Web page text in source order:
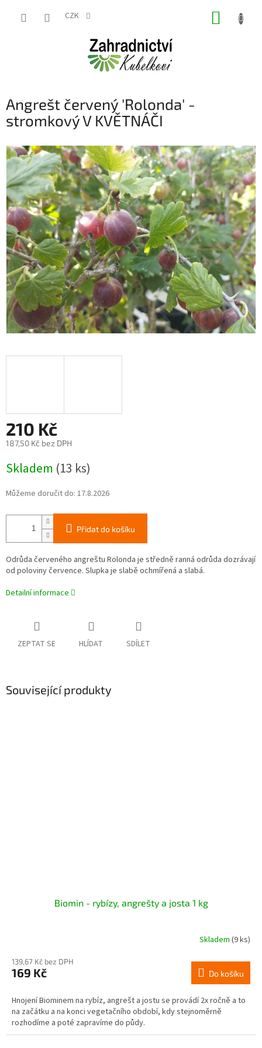
CZK
Angrešt červený 'Rolonda' -
stromkový V KVĚTNÁČI
210 Kč
187,50 Kč bez DPH
cena:
Skladem (13 ks)
Můžeme doručit do: 17.8.2026
Přidat do košíku
Odrůda červeného angreštu Rolonda je středně ranná odrůda dozrávají
od poloviny července. Slupka je slabě ochmířená a slabá.
Detailní informace
ZEPTAT SE HLÍDAT SDÍLET
Související produkty
Biomin - rybízy, angrešty a josta 1 kg
Skladem (9 ks)
139,67 Kč bez DPH
169 Kč Do košíku
Hnojení Biominem na rybíz, angrešt a jostu se provádí 2x ročně a to
na začátku a na konci vegetačního období, kdy stejnoměrně
rozhodíme a poté zapravíme do půdy.